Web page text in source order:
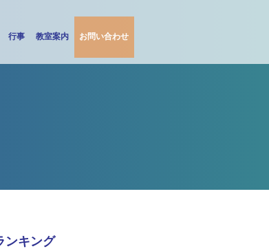
行事 教室案内 お問い合わせ
ンキング